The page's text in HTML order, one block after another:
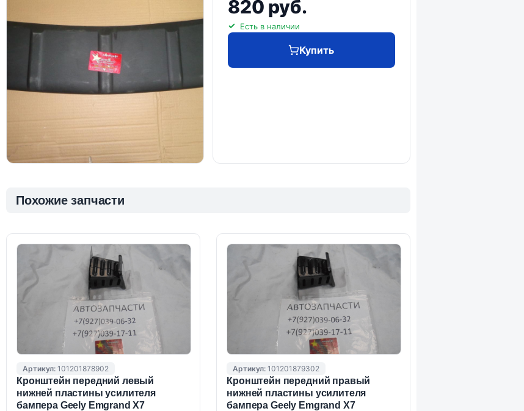
820 руб.
Есть в наличии
Купить
Похожие запчасти
Артикул: 101201878902
Кронштейн передний левый
нижней пластины усилителя
бампера Geely Emgrand X7
Артикул:101201879302
Кронштейн передний правый
нижней пластины усилителя
бампера Geely Emgrand X7